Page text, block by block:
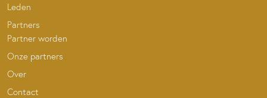
Leden
Partners
Partner worden
Onze partners
Over
Contact